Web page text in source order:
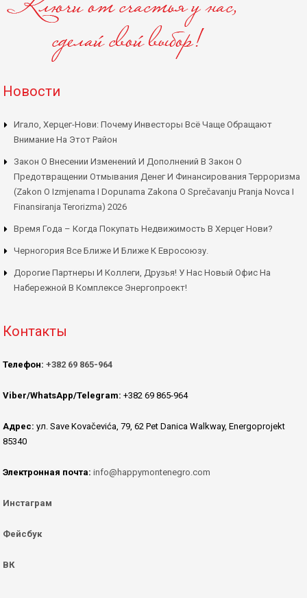
Новости
Игало, Херцег-Нови: Почему Инвесторы Всё Чаще Обращают
Внимание На Этот Район
Закон О Внесении Изменений И Дополнений В Закон О
Предотвращении Отмывания Денег И Финансирования Терроризма
(Zakon O Izmjenama I Dopunama Zakona O Sprečavanju Pranja Novca I
Finansiranja Terorizma) 2026
Время Года – Когда Покупать Недвижимость В Херцег Нови?
Черногория Все Ближе И Ближе К Евросоюзу.
Дорогие Партнеры И Коллеги, Друзья! У Нас Новый Офис На
Набережной В Комплексе Энергопроект!
Контакты
Телефон: +382 69 865-964
Viber/WhatsApp/Telegram: +382 69 865-964
Адрес: ул. Save Kovačevića, 79, 62 Pet Danica Walkway, Energoprojekt
85340
Электронная почта: info@happymontenegro.com
Инстаграм
Фейсбук
ВК